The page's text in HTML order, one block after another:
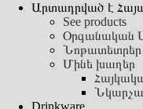
Արտադրված է
See products
Օրգանական
Նոթատետրեր
Մինե խաղեր
Drinkware